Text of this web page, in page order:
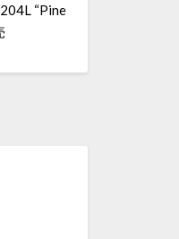
“Pine